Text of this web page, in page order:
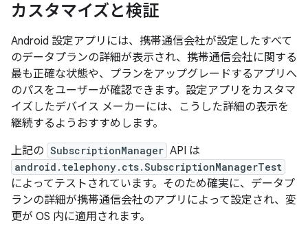
カスタマイズと検証
Android 設定アプリには、携帯通信会社が設定したすべて
のデータプランの詳細が表示され、携帯通信会社に関する
最も正確な状態や、プランをアップグレードするアプリへ
のパスをユーザーが確認できます。設定アプリをカスタマ
イズしたデバイス メーカーには、こうした詳細の表示を
継続するようおすすめします。
上記の SubscriptionManager API は
android.telephony.cts.SubscriptionManagerTest
によってテストされています。そのため確実に、データプ
ランの詳細が携帯通信会社のアプリによって設定され、変
更が OS 内に適用されます。